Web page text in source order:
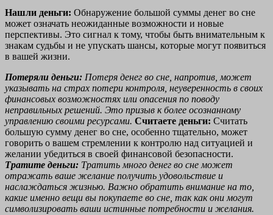
Нашли деньги: Обнаружение большой суммы денег во сне
может означать неожиданные возможности и новые
перспективы. Это сигнал к тому, чтобы быть внимательным к
знакам судьбы и не упускать шансы, которые могут появиться
в вашей жизни.
Потеряли деньги: Потеря денег во сне, напротив, может
указывать на страх потери контроля, неуверенность в своих
финансовых возможностях или опасения по поводу
неправильных решений. Это призыв к более осознанному
управлению своими ресурсами. Считаете деньги: Считать
большую сумму денег во сне, особенно тщательно, может
говорить о вашем стремлении к контролю над ситуацией и
желании убедиться в своей финансовой безопасности.
Тратите деньги: Тратить много денег во сне может
отражать ваше желание получить удовольствие и
наслаждаться жизнью. Важно обратить внимание на то,
какие именно вещи вы покупаете во сне, так как они могут
символизировать ваши истинные потребности и желания.